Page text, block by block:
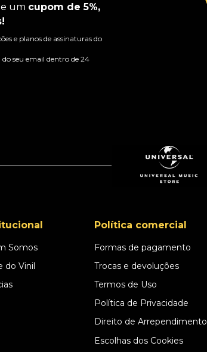
um cupom de 5%,
e planos de assinaturas do
seu email dentro de 24
Somos
do Vinil
Política comercial
Formas de pagamento
Trocas e devoluções
Termos de Uso
Política de Privacidade
Direito de Arrependimento
Escolhas dos Cookies